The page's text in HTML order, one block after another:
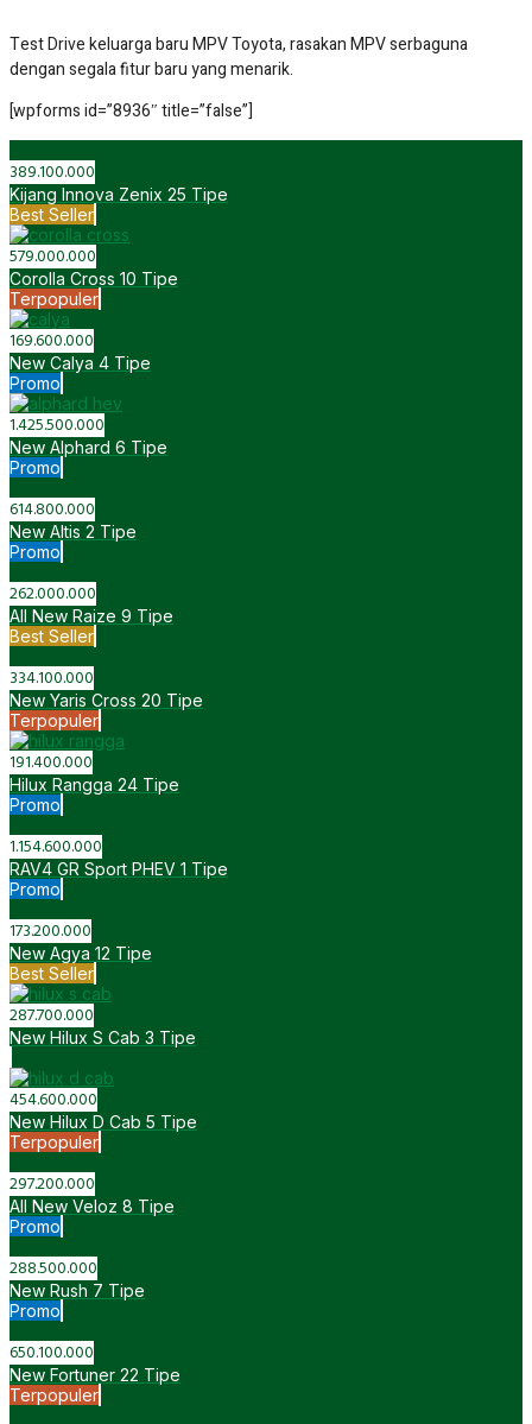
Test Drive keluarga baru MPV Toyota, rasakan MPV serbaguna
dengan segala fitur baru yang menarik.
[wpforms id=”8936″ title=”false”]
389.100.000
Kijang Innova Zenix 25 Tipe
Best Seller
579.000.000
Corolla Cross 10 Tipe
Terpopuler
169.600.000
New Calya 4 Tipe
Promo
1.425.500.000
New Alphard 6 Tipe
Promo
614.800.000
New Altis 2 Tipe
Promo
262.000.000
All New Raize 9 Tipe
Best Seller
334.100.000
New Yaris Cross 20 Tipe
Terpopuler
191.400.000
Hilux Rangga 24 Tipe
Promo
1.154.600.000
RAV4 GR Sport PHEV 1 Tipe
Promo
173.200.000
New Agya 12 Tipe
Best Seller
287.700.000
New Hilux S Cab 3 Tipe
454.600.000
New Hilux D Cab 5 Tipe
Terpopuler
297.200.000
All New Veloz 8 Tipe
Promo
288.500.000
New Rush 7 Tipe
Promo
650.100.000
New Fortuner 22 Tipe
Terpopuler